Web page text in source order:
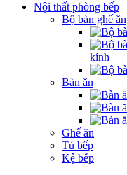
Nội thất phòng bếp
Bộ bàn ghế ăn
kính
Bàn ăn
Ghế ăn
Tủ bếp
Kệ bếp